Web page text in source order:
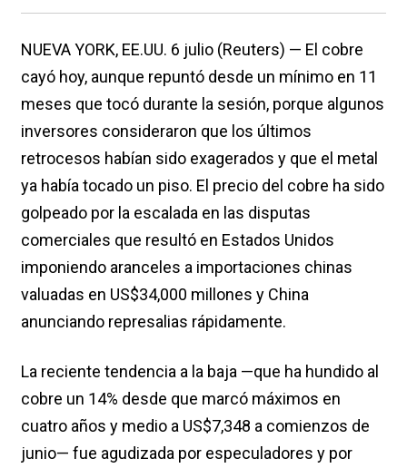
NUEVA YORK, EE.UU. 6 julio (Reuters) — El cobre
cayó hoy, aunque repuntó desde un mínimo en 11
meses que tocó durante la sesión, porque algunos
inversores consideraron que los últimos
retrocesos habían sido exagerados y que el metal
ya había tocado un piso. El precio del cobre ha sido
golpeado por la escalada en las disputas
comerciales que resultó en Estados Unidos
imponiendo aranceles a importaciones chinas
valuadas en US$34,000 millones y China
anunciando represalias rápidamente.
La reciente tendencia a la baja —que ha hundido al
cobre un 14% desde que marcó máximos en
cuatro años y medio a US$7,348 a comienzos de
junio— fue agudizada por especuladores y por